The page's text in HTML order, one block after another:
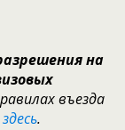
на
въезда
здесь.